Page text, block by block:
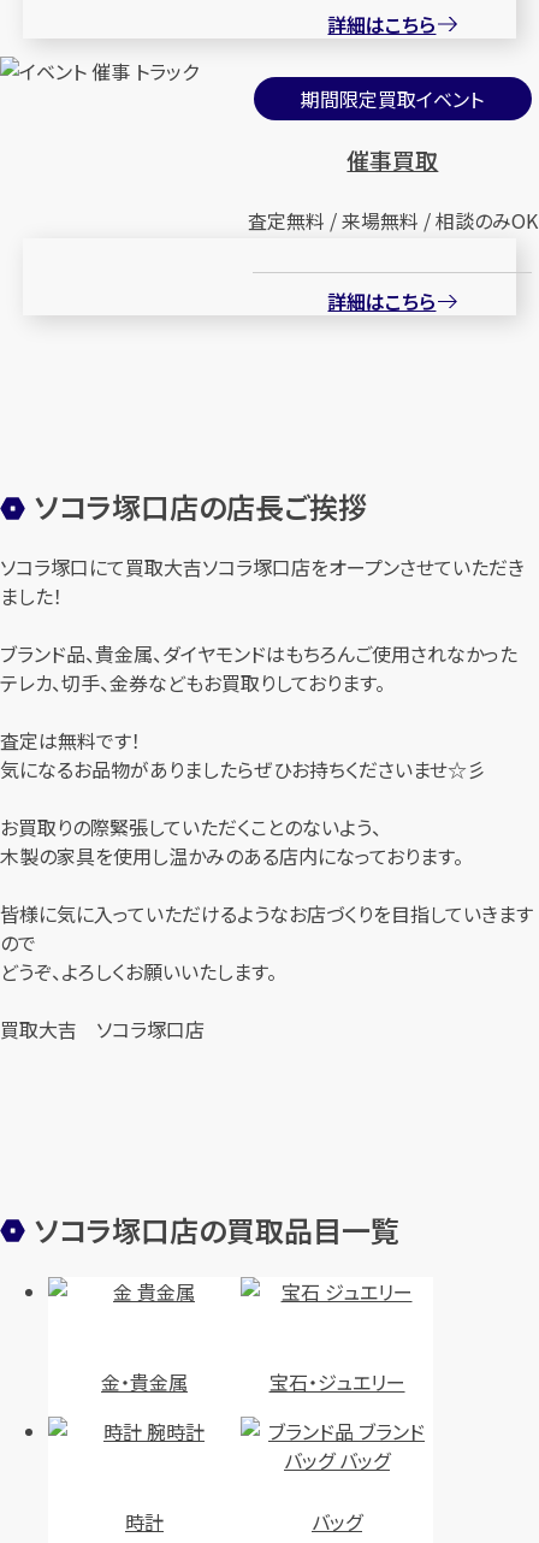
詳細はこちら
期間限定買取イベント
催事買取
査定無料 / 来場無料 / 相談のみOK
詳細はこちら
ソコラ塚口店の店長ご挨拶
ソコラ塚口にて買取大吉ソコラ塚口店をオープンさせていただき
ました！
ブランド品、貴金属、ダイヤモンドはもちろんご使用されなかった
テレカ、切手、金券などもお買取りしております。
査定は無料です！
気になるお品物がありましたらぜひお持ちくださいませ☆彡
お買取りの際緊張していただくことのないよう、
木製の家具を使用し温かみのある店内になっております。
皆様に気に入っていただけるようなお店づくりを目指していきます
ので
どうぞ、よろしくお願いいたします。
買取大吉 ソコラ塚口店
ソコラ塚口店の買取品目一覧
金・貴金属 宝石・ジュエリー
時計 バッグ